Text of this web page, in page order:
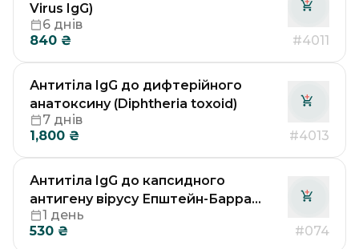
Virus IgG)
6 днів
840 ₴ #4011
Антитіла IgG до дифтерійного
анатоксину (Diphtheria toxoid)
7 днів
1,800 ₴ #4013
Антитіла IgG до капсидного
антигену вірусу Епштейн-Барра
(EBV-VCA IgG)
1 день
530 ₴ #074